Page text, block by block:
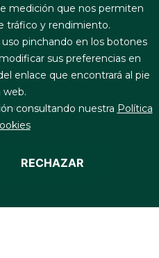
contratación
medición que nos permiten
tráfico y rendimiento.
pinchando en los botones
sus preferencias en
enlace que encontrará al pie
web.
consultando nuestra Política
RECHAZAR